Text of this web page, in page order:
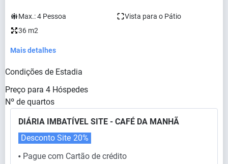
Max.:4 Pessoa
Vista para o Pátio
36 m2
Mais detalhes
Condições de Estadia
Preço para 4 Hóspedes
Nº de quartos
DIÁRIA IMBATÍVEL SITE - CAFÉ DA MANHÃ
⬤ Pague com Cartão de crédito
Desconto Site 20%